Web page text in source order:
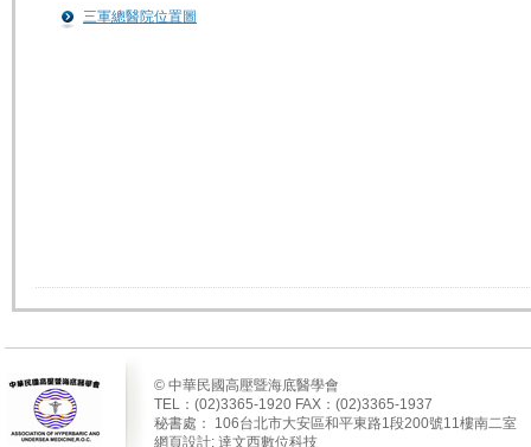
三軍總醫院位置圖
© 中華民國高壓暨海底醫學會
TEL：(02)3365-1920 FAX：(02)3365-1937
秘書處：
106台北市大安區和平東路1段200號11樓南二室
網頁設計: 達文西數位科技